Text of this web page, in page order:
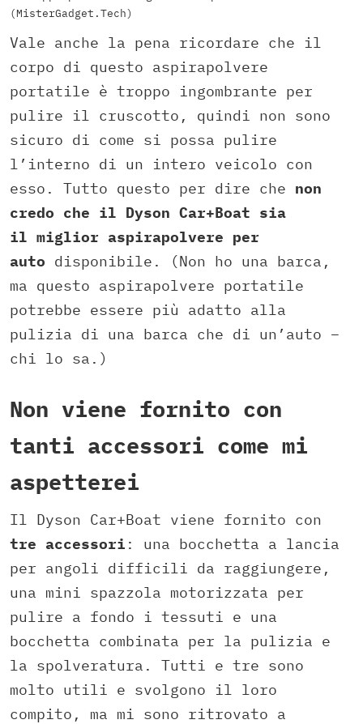
(MisterGadget.Tech)
Vale anche la pena ricordare che il
corpo di questo aspirapolvere
portatile è troppo ingombrante per
pulire il cruscotto, quindi non sono
sicuro di come si possa pulire
l’interno di un intero veicolo con
esso. Tutto questo per dire che non
credo che il Dyson Car+Boat sia
il miglior aspirapolvere per
auto disponibile. (Non ho una barca,
ma questo aspirapolvere portatile
potrebbe essere più adatto alla
pulizia di una barca che di un’auto –
chi lo sa.)
Non viene fornito con
tanti accessori come mi
aspetterei
Il Dyson Car+Boat viene fornito con
tre accessori : una bocchetta a lancia
per angoli difficili da raggiungere,
una mini spazzola motorizzata per
pulire a fondo i tessuti e una
bocchetta combinata per la pulizia e
la spolveratura. Tutti e tre sono
molto utili e svolgono il loro
compito, ma mi sono ritrovato a